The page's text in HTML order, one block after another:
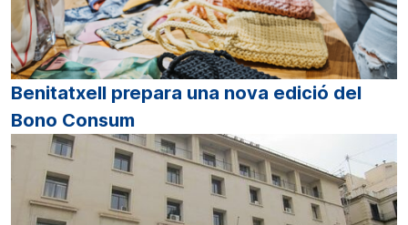
Benitatxell prepara una nova edició del
Bono Consum